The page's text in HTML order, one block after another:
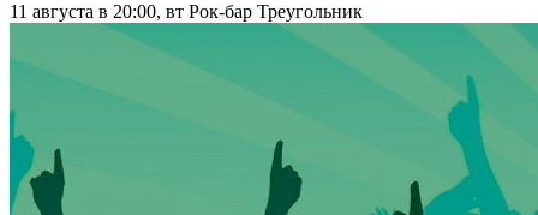
11 августа в 20:00, вт Рок-бар Треугольник